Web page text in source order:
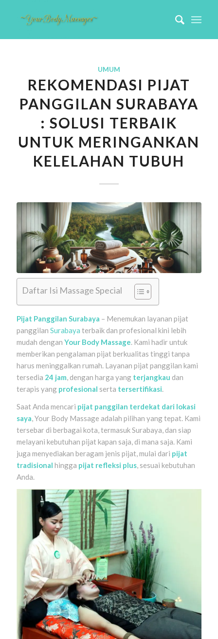
UMUM
REKOMENDASI PIJAT
PANGGILAN SURABAYA
: SOLUSI TERBAIK
UNTUK MERINGANKAN
KELELAHAN TUBUH
Daftar Isi Massage Special
Pijat Panggilan Surabaya – Menemukan layanan pijat
panggilan Surabaya terbaik dan profesional kini lebih
mudah dengan Your Body Massage. Kami hadir untuk
memberikan pengalaman pijat berkualitas tinggi tanpa
harus meninggalkan rumah. Layanan pijat panggilan kami
tersedia 24 jam, dengan harga yang terjangkau dan
terapis yang profesional serta tersertifikasi.
Saat Anda mencari pijat panggilan terdekat dari lokasi
saya, Your Body Massage adalah pilihan yang tepat. Kami
tersebar di berbagai kota, termasuk Surabaya, dan siap
melayani kebutuhan pijat kapan saja, di mana saja. Kami
juga menyediakan beragam jenis pijat, mulai dari pijat
tradisional hingga pijat refleksi plus, sesuai kebutuhan
Anda.